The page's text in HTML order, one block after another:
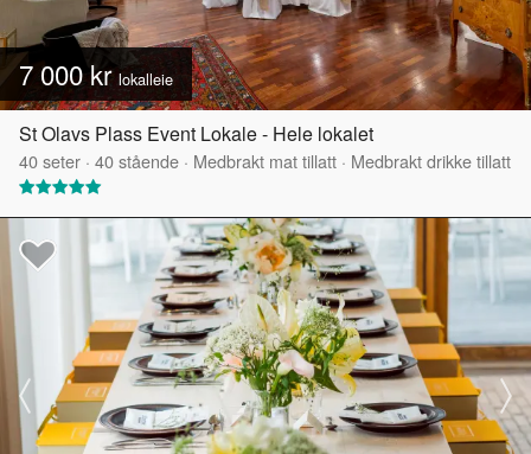
7 000 krlokalleie
St Olavs Plass Event Lokale - Hele lokalet
40seter · 40stående · Medbrakt mat tillatt · Medbrakt drikke tillatt